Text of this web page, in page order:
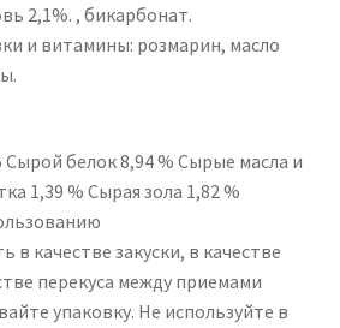
2,1%. , бикарбонат.
и витамины: розмарин, масло
Сырой белок 8,94 % Сырые масла и
1,39 % Сырая зола 1,82 %
в качестве закуски, в качестве
перекуса между приемами
упаковку. Не используйте в